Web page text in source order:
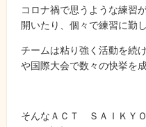
コロナ禍で思うような練習
開いたり、個々で練習に勤
チームは粘り強く活動を続
や国際大会で数々の快挙を
そんなＡＣＴ ＳＡＩＫＹ